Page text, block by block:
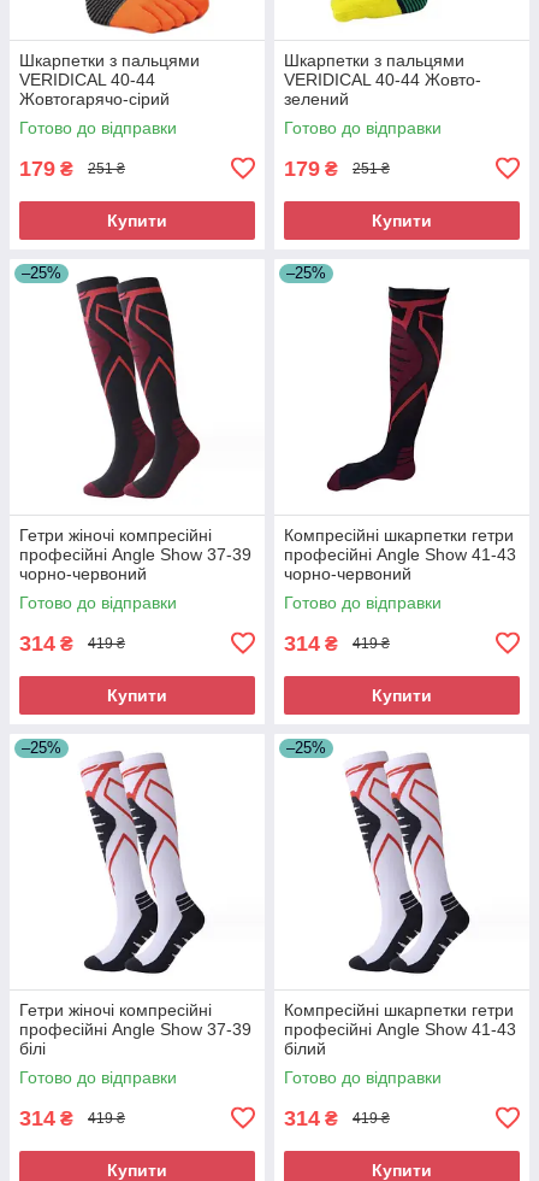
Шкарпетки з пальцями
VERIDICAL 40-44
Жовтогарячо-сірий
Готово до відправки
179 ₴ 251 ₴
Купити
Шкарпетки з пальцями
VERIDICAL 40-44 Жовто-
зелений
Готово до відправки
179 ₴ 251 ₴
Купити
–25%
Гетри жіночі компресійні
професійні Angle Show 37-39
чорно-червоний
Готово до відправки
314 ₴ 419 ₴
Купити
–25%
Компресійні шкарпетки гетри
професійні Angle Show 41-43
чорно-червоний
Готово до відправки
314 ₴ 419 ₴
Купити
–25%
Гетри жіночі компресійні
професійні Angle Show 37-39
білі
Готово до відправки
314 ₴ 419 ₴
Купити
–25%
Компресійні шкарпетки гетри
професійні Angle Show 41-43
білий
Готово до відправки
314 ₴ 419 ₴
Купити